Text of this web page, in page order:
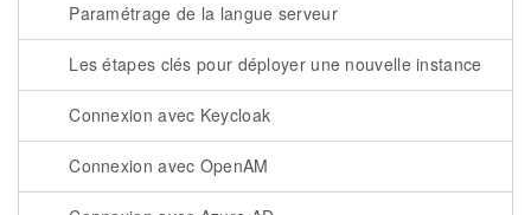
Paramétrage de la langue serveur
Les étapes clés pour déployer une nouvelle instance
Connexion avec Keycloak
Connexion avec OpenAM